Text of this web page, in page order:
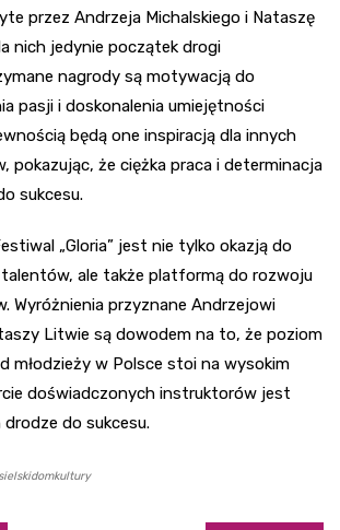
przez Andrzeja Michalskiego i Nataszę
nich jedynie początek drogi
nagrody są motywacją do
pasji i doskonalenia umiejętności
będą one inspiracją dla innych
pokazując, że ciężka praca i determinacja
sukcesu.
„Gloria” jest nie tylko okazją do
ale także platformą do rozwoju
Wyróżnienia przyznane Andrzejowi
Litwie są dowodem na to, że poziom
młodzieży w Polsce stoi na wysokim
doświadczonych instruktorów jest
do sukcesu.